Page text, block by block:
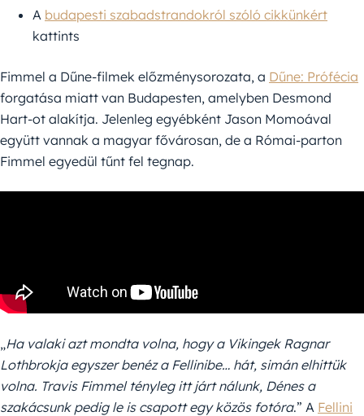
A budapesti szabadstrandokról szóló cikkünkért
kattints
Fimmel a Dűne-filmek előzménysorozata, a Dűne: Prófécia
forgatása miatt van Budapesten, amelyben Desmond
Hart-ot alakítja. Jelenleg egyébként Jason Momoával
együtt vannak a magyar fővárosan, de a Római-parton
Fimmel egyedül tűnt fel tegnap.
„Ha valaki azt mondta volna, hogy a Vikingek Ragnar
Lothbrokja egyszer benéz a Fellinibe… hát, simán elhittük
volna. Travis Fimmel tényleg itt járt nálunk, Dénes a
szakácsunk pedig le is csapott egy közös fotóra.” A Fellini